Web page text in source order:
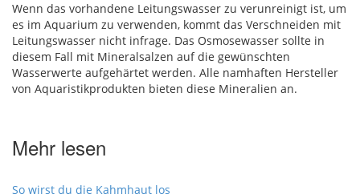
Wenn das vorhandene Leitungswasser zu verunreinigt ist, um
es im Aquarium zu verwenden, kommt das Verschneiden mit
Leitungswasser nicht infrage. Das Osmosewasser sollte in
diesem Fall mit Mineralsalzen auf die gewünschten
Wasserwerte aufgehärtet werden. Alle namhaften Hersteller
von Aquaristikprodukten bieten diese Mineralien an.
Mehr lesen
So wirst du die Kahmhaut los